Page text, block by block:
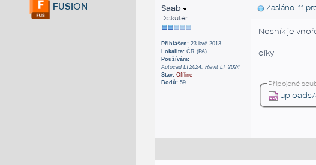
FUSION Saab
Diskutér
Přihlášen:23.kvě.2013
Lokalita:ČR (PA)
Používám:
Autocad LT2024, Revit LT 2024
Stav: Offline
Bodů:59
Zasláno:
Nosník je
díky
Připojené